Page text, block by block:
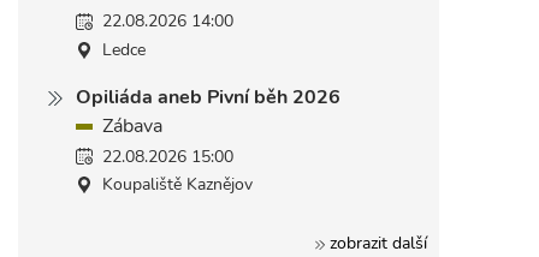
22.08.2026 14:00
Ledce
Opiliáda aneb Pivní běh 2026
Zábava
22.08.2026 15:00
Koupaliště Kaznějov
zobrazit další